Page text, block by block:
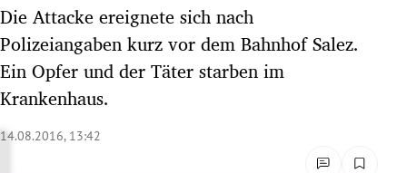
Untermenü
Untermenü
Untermenü
Die Attacke ereignete sich nach
Polizeiangaben kurz vor dem Bahnhof Salez.
Ein Opfer und der Täter starben im
Krankenhaus.
14.08.2016, 13:42